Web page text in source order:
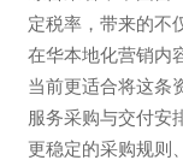
定税率，带来的不
在华本地化营销内
当前更适合将这条
服务采购与交付安
更稳定的采购规则